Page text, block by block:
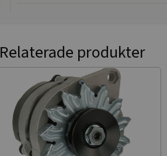
Relaterade produkter